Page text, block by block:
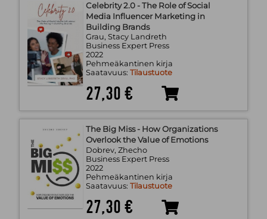
Celebrity 2.0 - The Role of Social
Media Influencer Marketing in
Building Brands
Grau, Stacy Landreth
Business Expert Press
2022
Pehmeäkantinen kirja
Saatavuus: Tilaustuote
27,30 €
The Big Miss - How Organizations
Overlook the Value of Emotions
Dobrev, Zhecho
Business Expert Press
2022
Pehmeäkantinen kirja
Saatavuus: Tilaustuote
27,30 €